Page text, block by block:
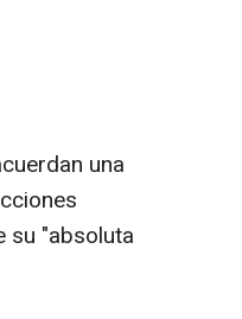
una
su "absoluta